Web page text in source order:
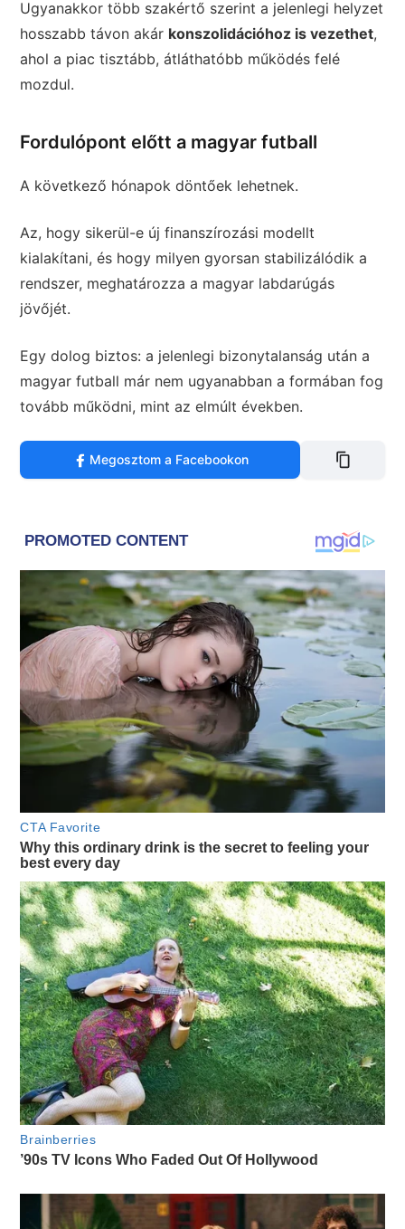
Ugyanakkor több szakértő szerint a jelenlegi helyzet
hosszabb távon akár konszolidációhoz is vezethet,
ahol a piac tisztább, átláthatóbb működés felé
mozdul.
Fordulópont előtt a magyar futball
A következő hónapok döntőek lehetnek.
Az, hogy sikerül-e új finanszírozási modellt
kialakítani, és hogy milyen gyorsan stabilizálódik a
rendszer, meghatározza a magyar labdarúgás
jövőjét.
Egy dolog biztos: a jelenlegi bizonytalanság után a
magyar futball már nem ugyanabban a formában fog
tovább működni, mint az elmúlt években.
Megosztom a Facebookon